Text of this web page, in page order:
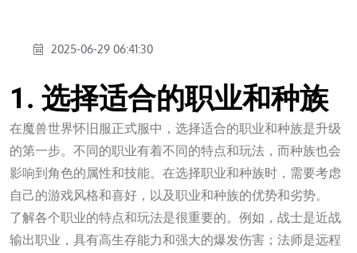
2025-06-29 06:41:30
1. 选择适合的职业和种族
在魔兽世界怀旧服正式服中，选择适合的职业和种族是升级
的第一步。不同的职业有着不同的特点和玩法，而种族也会
影响到角色的属性和技能。在选择职业和种族时，需要考虑
自己的游戏风格和喜好，以及职业和种族的优势和劣势。
了解各个职业的特点和玩法是很重要的。例如，战士是近战
输出职业，具有高生存能力和强大的爆发伤害；法师是远程